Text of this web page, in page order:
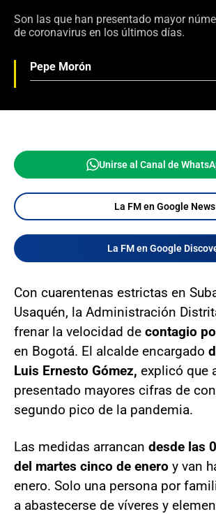
Son las que han presentado mayor
de coronavirus en los últimos días.
Pepe Morón
Unirse al Canal de
La FM en Google News
La FM en Google
Con cuarentenas estrictas en
Usaquén, la Administración
frenar la velocidad de contagio
en Bogotá. El alcalde encargado
Luis Ernesto Gómez, explicó que
presentado mayores cifras de
segundo pico de la pandemia.
Las medidas arrancan desde las
del martes cinco de enero y van
enero. Solo una persona por
a abastecerse de víveres y